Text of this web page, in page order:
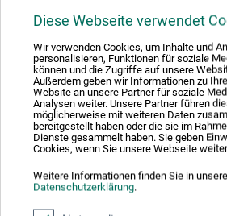
Diese Webseite verwendet
Wir verwenden Cookies, um Inhalte und
personalisieren, Funktionen für soziale
können und die Zugriffe auf unsere
Außerdem geben wir Informationen zu
Website an unsere Partner für soziale
Analysen weiter. Unsere Partner führen
möglicherweise mit weiteren Daten
bereitgestellt haben oder die sie im
Dienste gesammelt haben. Sie geben
Cookies, wenn Sie unsere Webseite
Weitere Informationen finden Sie in
Datenschutzerklärung.
Veranstaltungsdatum
10. Jul. 2026
10:30 - 16:30 Uhr
Sie schauen derzeitig auf eine
Veranstaltung